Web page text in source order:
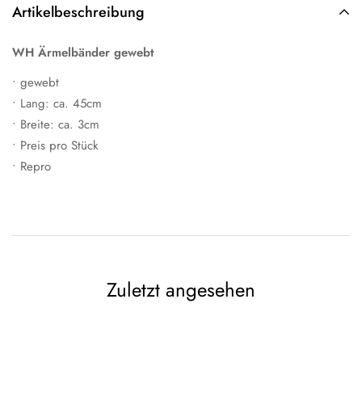
Artikelbeschreibung
WH Ärmelbänder gewebt
• gewebt
• Lang: ca. 45cm
• Breite: ca. 3cm
• Preis pro Stück
• Repro
Zuletzt angesehen